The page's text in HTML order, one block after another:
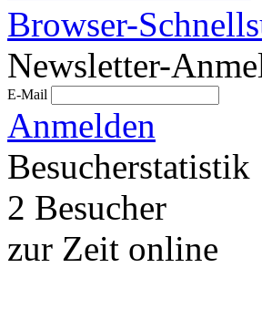
Browser-
Newsletter-
E-Mail
Anmelden
Besucherstatistik
2 Besucher
zur Zeit online